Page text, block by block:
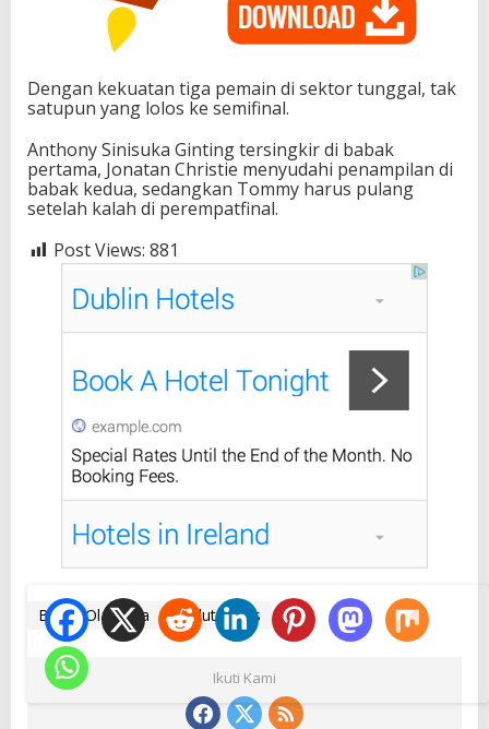
Dengan kekuatan tiga pemain di sektor tunggal, tak
satupun yang lolos ke semifinal.
Anthony Sinisuka Ginting tersingkir di babak
pertama, Jonatan Christie menyudahi penampilan di
babak kedua, sedangkan Tommy harus pulang
setelah kalah di perempatfinal.
Post Views: 881
Berita Olahraga Bulutangkis
Ikuti Kami